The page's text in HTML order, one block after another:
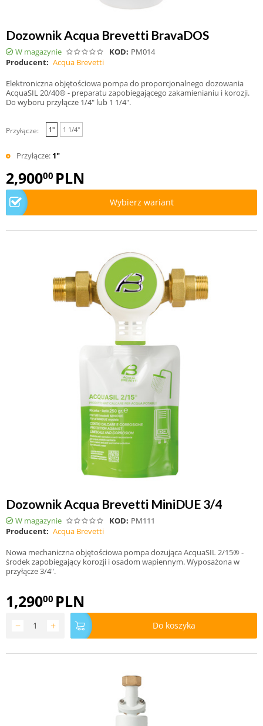
Dozownik Acqua Brevetti BravaDOS
W magazynie KOD: PM014
Producent: Acqua Brevetti
Elektroniczna objętościowa pompa do proporcjonalnego dozowania
AcquaSIL 20/40® - preparatu zapobiegającego zakamienianiu i korozji.
Do wyboru przyłącze 1/4" lub 1 1/4".
Przyłącze: 1" 1 1/4"
Przyłącze: 1"
2,90000 PLN
Wybierz wariant
Dozownik Acqua Brevetti MiniDUE 3/4
W magazynie KOD: PM111
Producent: Acqua Brevetti
Nowa mechaniczna objętościowa pompa dozująca AcquaSIL 2/15® -
środek zapobiegający korozji i osadom wapiennym. Wyposażona w
przyłącze 3/4".
1,29000 PLN
+
− Do koszyka